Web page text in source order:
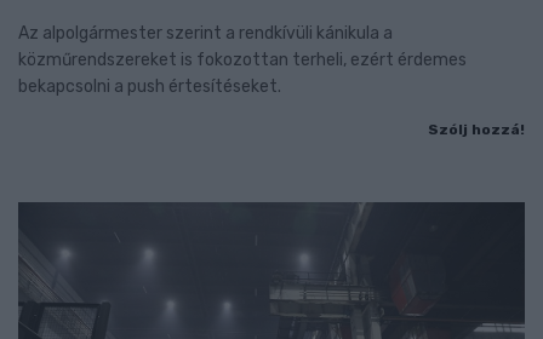
Az alpolgármester szerint a rendkívüli kánikula a
közműrendszereket is fokozottan terheli, ezért érdemes
bekapcsolni a push értesítéseket.
Szólj hozzá!